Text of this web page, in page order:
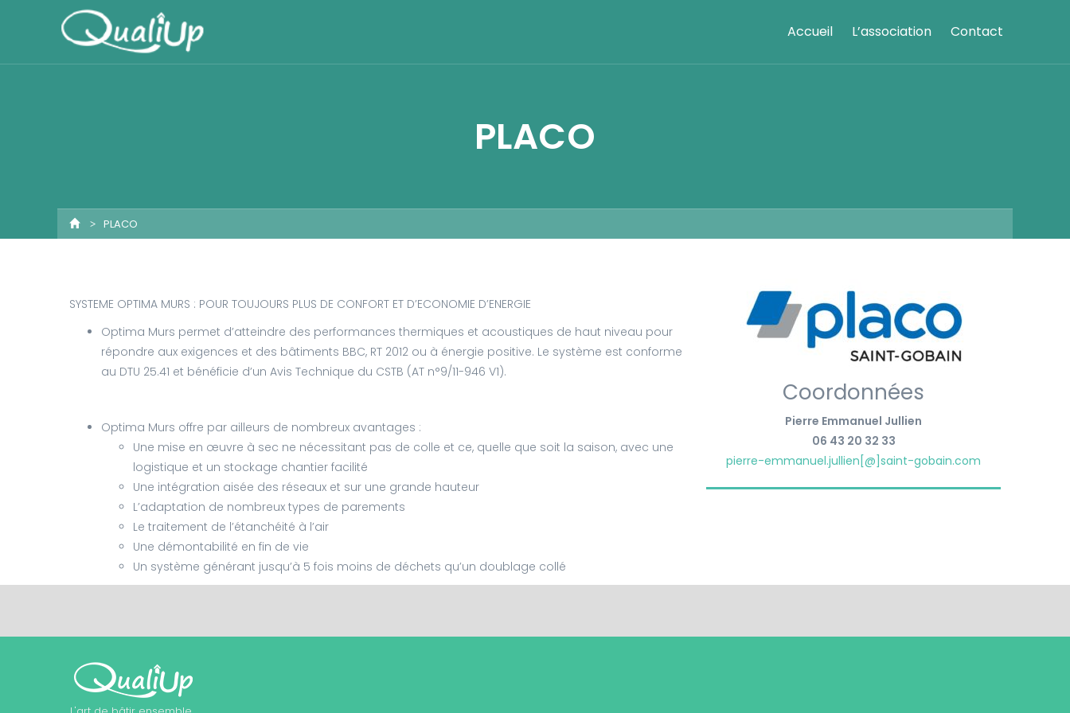
Accueil L’association Contact
PLACO
PLACO
SYSTEME OPTIMA MURS : POUR TOUJOURS PLUS DE CONFORT ET D’ECONOMIE D’ENERGIE
Optima Murs permet d’atteindre des performances thermiques et acoustiques de haut niveau pour
répondre aux exigences et des bâtiments BBC, RT 2012 ou à énergie positive. Le système est conforme
au DTU 25.41 et bénéficie d’un Avis Technique du CSTB (AT n°9/11-946 V1).
Optima Murs offre par ailleurs de nombreux avantages :
Une mise en œuvre à sec ne nécessitant pas de colle et ce, quelle que soit la saison, avec une
logistique et un stockage chantier facilité
Une intégration aisée des réseaux et sur une grande hauteur
L’adaptation de nombreux types de parements
Le traitement de l’étanchéité à l’air
Une démontabilité en fin de vie
Un système générant jusqu’à 5 fois moins de déchets qu’un doublage collé
Coordonnées
Pierre Emmanuel Jullien
06 43 20 32 33
pierre-emmanuel.jullien[@]saint-gobain.com